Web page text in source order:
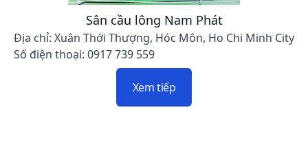
Sân cầu lông Nam Phát
Địa chỉ: Xuân Thới Thượng, Hóc Môn, Ho Chi Minh City
Số điện thoại: 0917 739 559
Xem tiếp